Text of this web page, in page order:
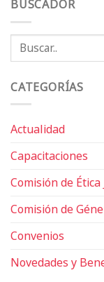
BUSCADOR
CATEGORÍAS
Actualidad
Capacitaciones
Comisión de
Comisión de
Convenios
Novedades y